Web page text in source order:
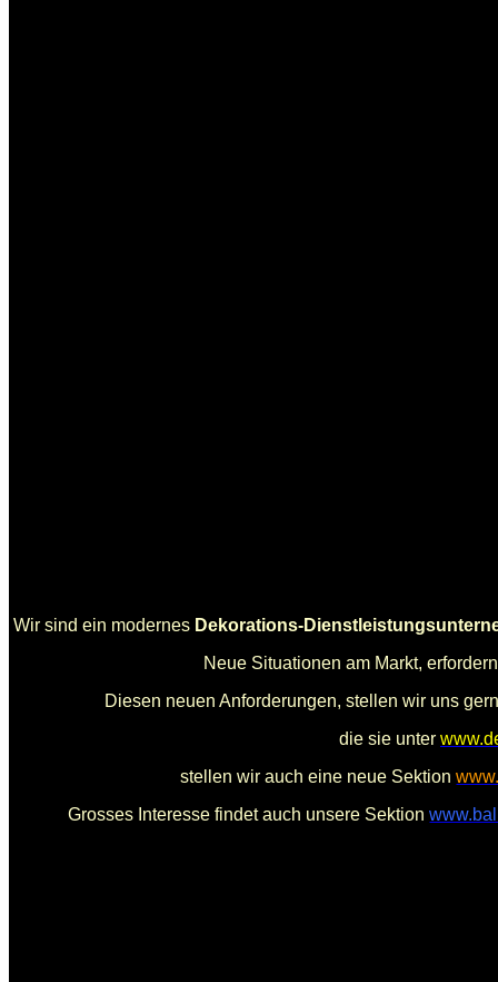
Wir sind ein modernes Dekorations-
Neue Situationen am Markt,
Diesen neuen Anforderungen, stellen wir uns
die sie unter
stellen wir auch eine neue Sektion
Grosses Interesse findet auch unsere Sektion